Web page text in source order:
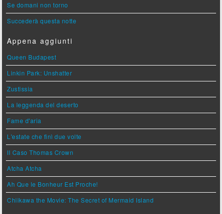
Se domani non torno
Succederà questa notte
Appena aggiunti
Queen Budapest
Linkin Park: Unshatter
Zustissia
La leggenda del deserto
Fame d'aria
L'estate che finì due volte
Il Caso Thomas Crown
Atcha Atcha
Ah Que le Bonheur Est Proche!
Chiikawa the Movie: The Secret of Mermaid Island